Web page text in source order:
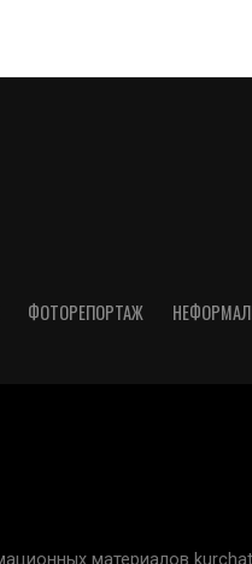
ФОТОРЕПОРТАЖ
материалов